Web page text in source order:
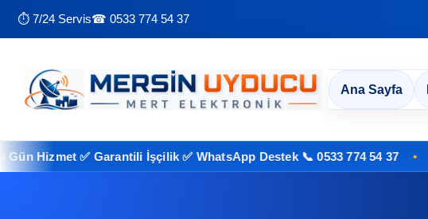
⏱ 7/24 Servis☎ 0533 774 54 37
Ana Sayfa
✅ Garantili İşçilik ✅ WhatsApp Destek 📞 0533 774 54 37